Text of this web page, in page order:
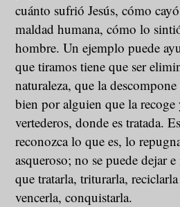
cuánto sufrió Jesús, cómo
maldad humana, cómo lo
hombre. Un ejemplo puede
que tiramos tiene que ser
naturaleza, que la
bien por alguien que la
vertederos, donde es tratada.
reconozca lo que es, lo
asqueroso; no se puede dejar
que tratarla, triturarla,
vencerla, conquistarla.